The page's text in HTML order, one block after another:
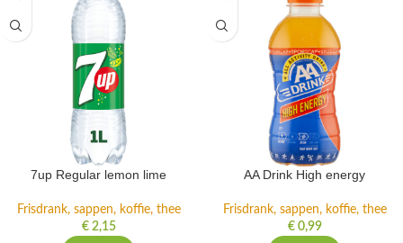
7up Regular lemon lime
Frisdrank, sappen, koffie, thee
€2,15
AA Drink High energy
Frisdrank, sappen, koffie, thee
€0,99